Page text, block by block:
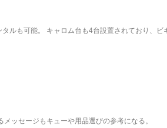
ルも可能。 キャロム台も4台設置されており、ビ
ッセージもキューや用品選びの参考になる。